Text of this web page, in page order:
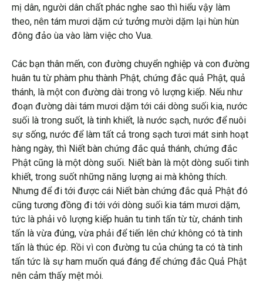
mị dân, người dân chất phác nghe sao thì hiểu vậy làm
theo, nên tám mươi dặm cứ tưởng mười dặm lại hùn hùn
đông đảo ùa vào làm việc cho Vua.
Các bạn thân mến, con đường chuyển nghiệp và con đường
huân tu từ phàm phu thành Phật, chứng đắc quả Phật, quả
thánh, là một con đường dài trong vô lượng kiếp. Nếu như
đoạn đường dài tám mươi dặm tới cái dòng suối kia, nước
suối là trong suốt, là tinh khiết, là nước sạch, nước để nuôi
sự sống, nước để làm tất cả trong sạch tươi mát sinh hoạt
hàng ngày, thì Niết bàn chứng đắc quả thánh, chứng đắc
Phật cũng là một dòng suối. Niết bàn là một dòng suối tinh
khiết, trong suốt những năng lượng ai mà không thích.
Nhưng để đi tới được cái Niết bàn chứng đắc quả Phật đó
cũng tương đồng đi tới với dòng suối kia tám mươi dặm,
tức là phải vô lượng kiếp huân tu tinh tấn từ từ, chánh tinh
tấn là vừa đúng, vừa phải để tiến lên chứ không có tà tinh
tấn là thúc ép. Rồi vì con đường tu của chúng ta có tà tinh
tấn tức là sự ham muốn quá đáng để chứng đắc Quả Phật
nên cảm thấy mệt mỏi.